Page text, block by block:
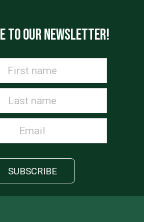
TO OUR NEWSLETTER!